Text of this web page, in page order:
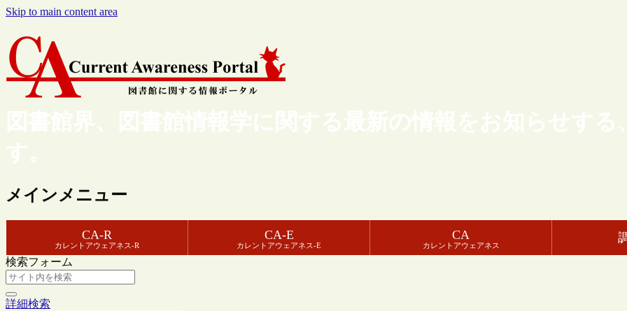
Skip to main content area
図書館界、図書館情報学に関する最新の情報をお知らせす
す。
メインメニュー
CA-R
カレントアウェアネス-R
CA-E
カレントアウェアネス-E
CA
カレントアウェアネス
検索フォーム
詳細検索